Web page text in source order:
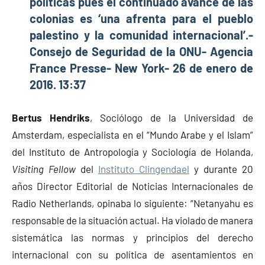
colonias es ‘una afrenta para el pueblo
palestino y la comunidad internacional’.-
Consejo de Seguridad de la ONU- Agencia
France Presse- New York- 26 de enero de
2016. 13:37
Bertus Hendriks, Sociólogo de la Universidad de
Amsterdam, especialista en el “Mundo Arabe y el Islam”
del Instituto de Antropología y Sociología de Holanda,
Visiting Fellow del Instituto Clingendael y durante 20
años Director Editorial de Noticias Internacionales de
Radio Netherlands, opinaba lo siguiente: “Netanyahu es
responsable de la situación actual. Ha violado de manera
sistemática las normas y principios del derecho
internacional con su política de asentamientos en